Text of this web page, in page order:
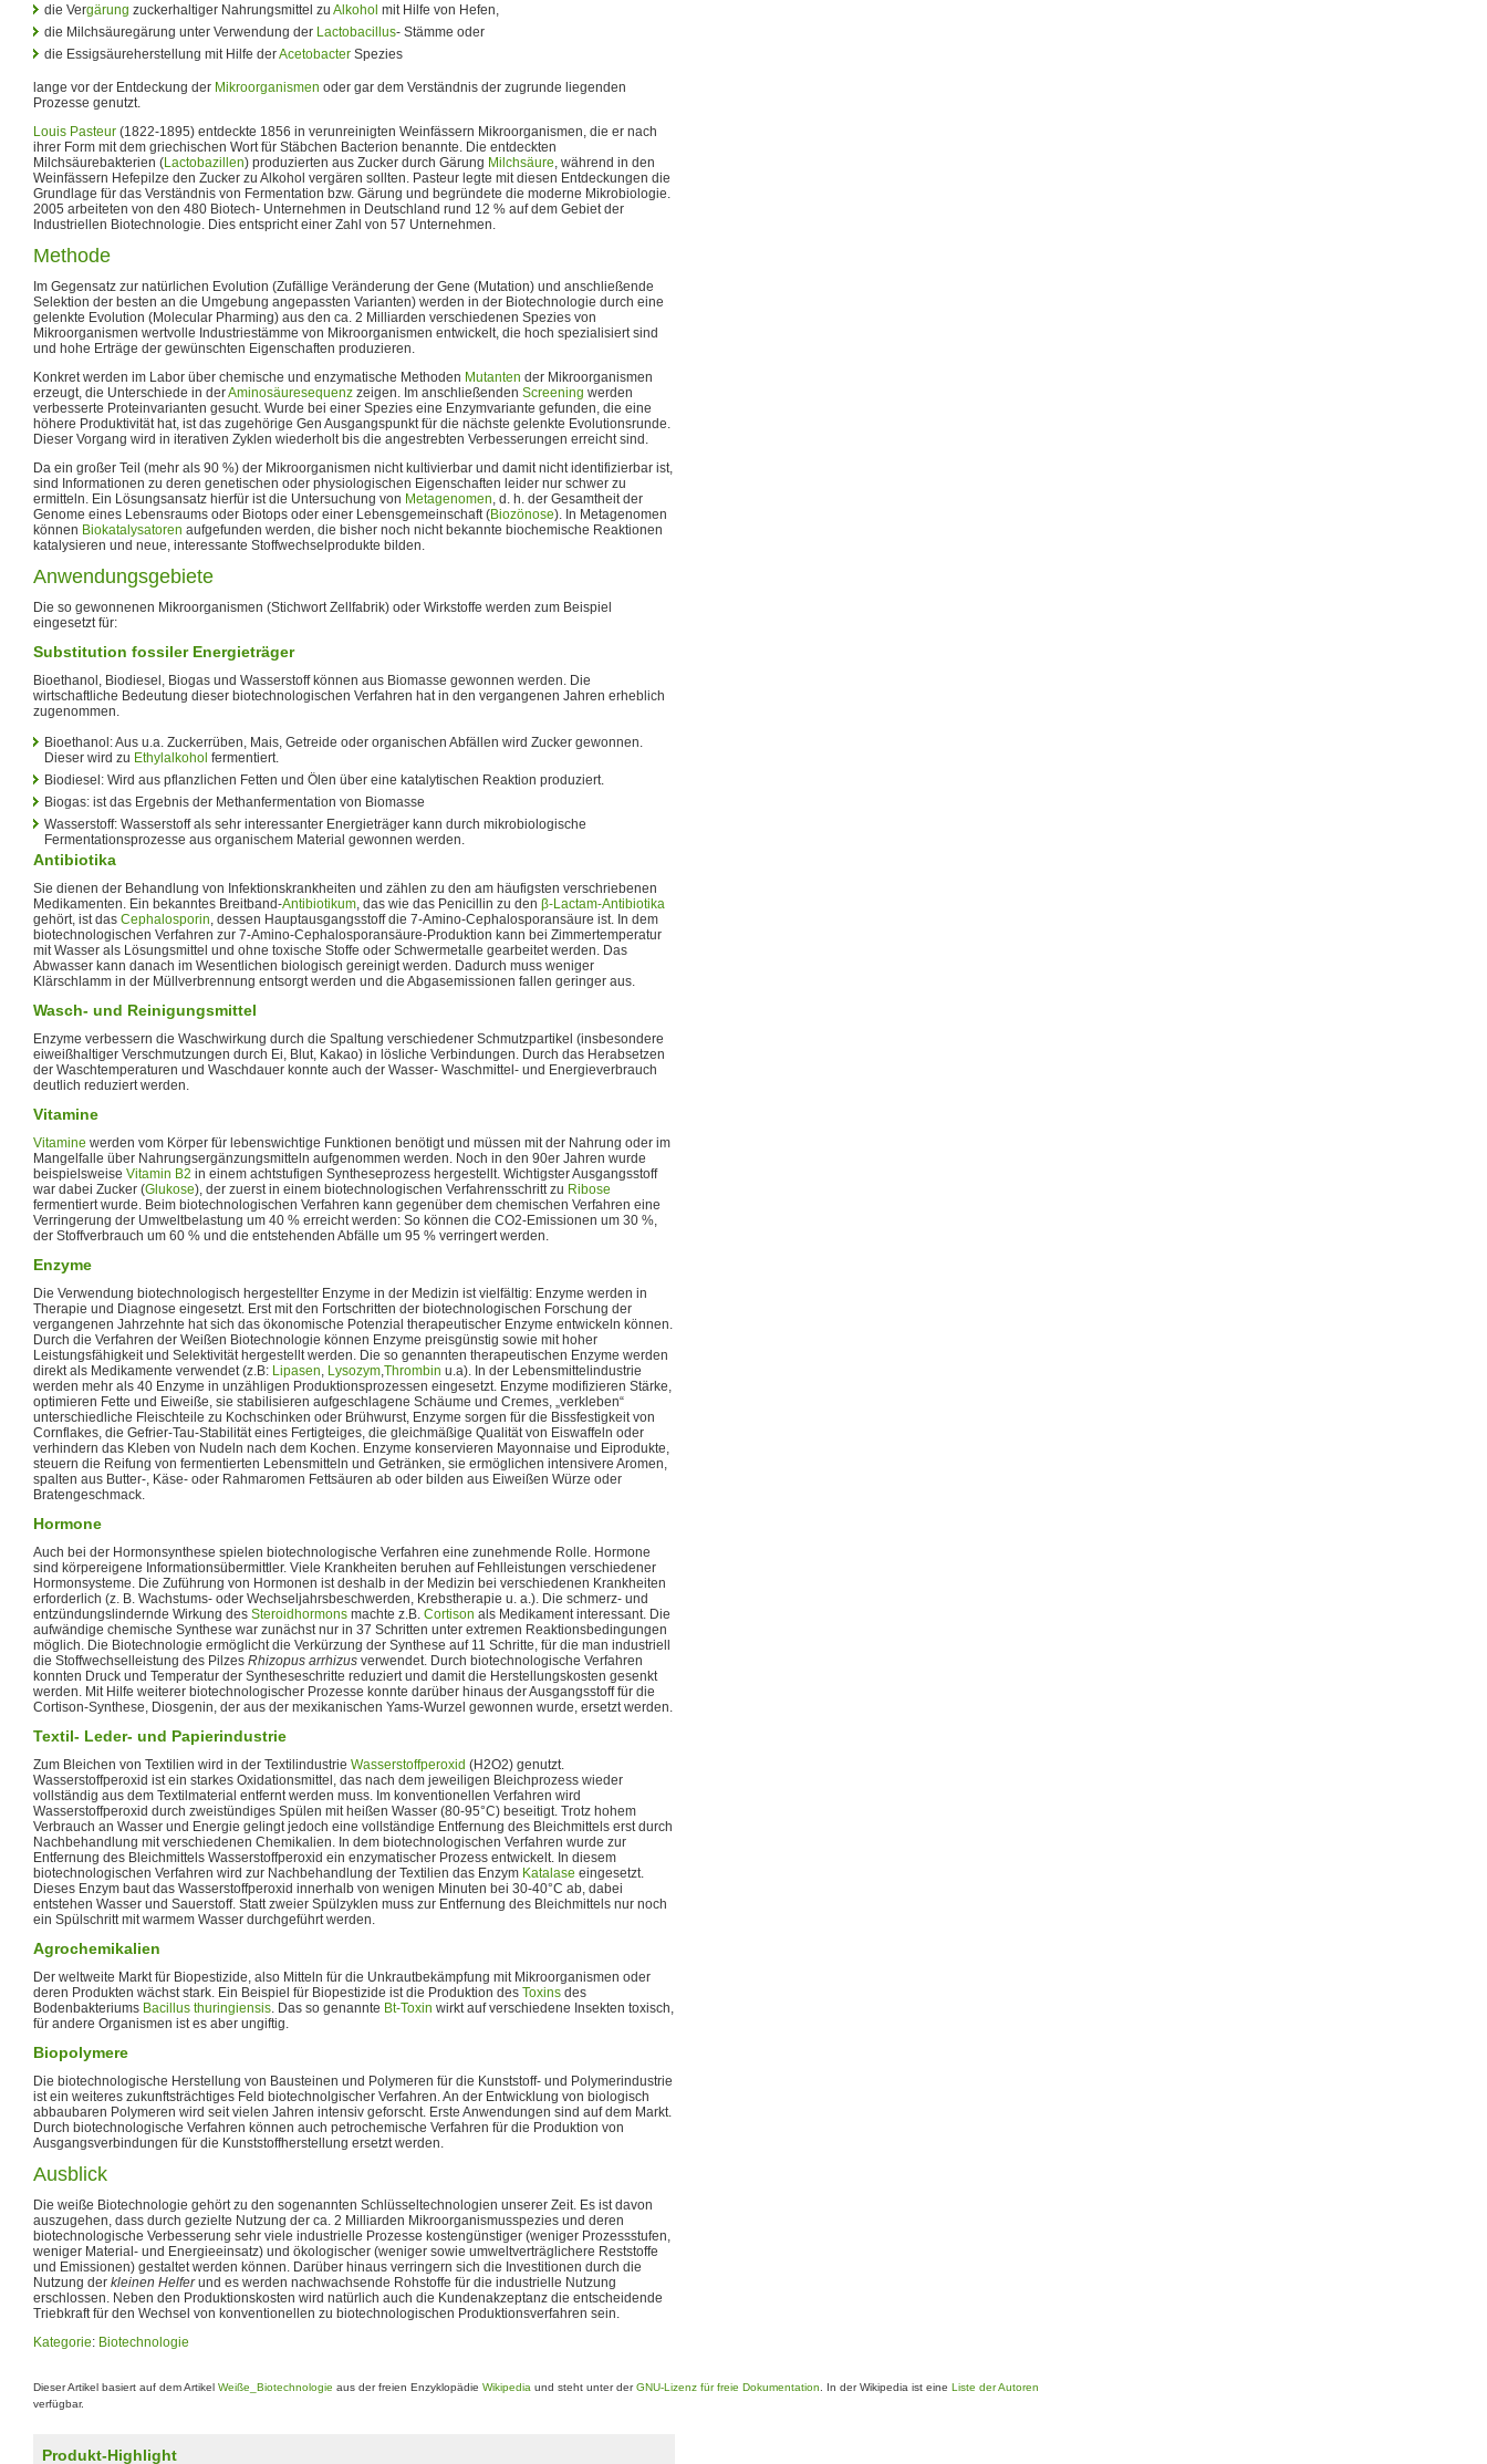
die Vergärung zuckerhaltiger Nahrungsmittel zu Alkohol mit Hilfe von Hefen,
die Milchsäuregärung unter Verwendung der Lactobacillus- Stämme oder
die Essigsäureherstellung mit Hilfe derAcetobacter Spezies
lange vor der Entdeckung der Mikroorganismen oder gar dem Verständnis der zugrunde liegenden
Prozesse genutzt.
Louis Pasteur (1822-1895) entdeckte 1856 in verunreinigten Weinfässern Mikroorganismen, die er nach
ihrer Form mit dem griechischen Wort für Stäbchen Bacterion benannte. Die entdeckten
Milchsäurebakterien (Lactobazillen) produzierten aus Zucker durch Gärung Milchsäure, während in den
Weinfässern Hefepilze den Zucker zu Alkohol vergären sollten. Pasteur legte mit diesen Entdeckungen die
Grundlage für das Verständnis von Fermentation bzw. Gärung und begründete die moderne Mikrobiologie.
2005 arbeiteten von den 480 Biotech- Unternehmen in Deutschland rund 12 % auf dem Gebiet der
Industriellen Biotechnologie. Dies entspricht einer Zahl von 57 Unternehmen.
Methode
Im Gegensatz zur natürlichen Evolution (Zufällige Veränderung der Gene (Mutation) und anschließende
Selektion der besten an die Umgebung angepassten Varianten) werden in der Biotechnologie durch eine
gelenkte Evolution (Molecular Pharming) aus den ca. 2 Milliarden verschiedenen Spezies von
Mikroorganismen wertvolle Industriestämme von Mikroorganismen entwickelt, die hoch spezialisiert sind
und hohe Erträge der gewünschten Eigenschaften produzieren.
Konkret werden im Labor über chemische und enzymatische Methoden Mutanten der Mikroorganismen
erzeugt, die Unterschiede in derAminosäuresequenz zeigen. Im anschließenden Screening werden
verbesserte Proteinvarianten gesucht. Wurde bei einer Spezies eine Enzymvariante gefunden, die eine
höhere Produktivität hat, ist das zugehörige Gen Ausgangspunkt für die nächste gelenkte Evolutionsrunde.
Dieser Vorgang wird in iterativen Zyklen wiederholt bis die angestrebten Verbesserungen erreicht sind.
Da ein großer Teil (mehr als 90 %) der Mikroorganismen nicht kultivierbar und damit nicht identifizierbar ist,
sind Informationen zu deren genetischen oder physiologischen Eigenschaften leider nur schwer zu
ermitteln. Ein Lösungsansatz hierfür ist die Untersuchung von Metagenomen, d. h. der Gesamtheit der
Genome eines Lebensraums oder Biotops oder einer Lebensgemeinschaft (Biozönose). In Metagenomen
können Biokatalysatoren aufgefunden werden, die bisher noch nicht bekannte biochemische Reaktionen
katalysieren und neue, interessante Stoffwechselprodukte bilden.
Anwendungsgebiete
Die so gewonnenen Mikroorganismen (Stichwort Zellfabrik) oder Wirkstoffe werden zum Beispiel
eingesetzt für:
Substitution fossiler Energieträger
Bioethanol, Biodiesel, Biogas und Wasserstoff können aus Biomasse gewonnen werden. Die
wirtschaftliche Bedeutung dieser biotechnologischen Verfahren hat in den vergangenen Jahren erheblich
zugenommen.
Bioethanol: Aus u.a. Zuckerrüben, Mais, Getreide oder organischen Abfällen wird Zucker gewonnen.
Dieser wird zu Ethylalkohol fermentiert.
Biodiesel: Wird aus pflanzlichen Fetten und Ölen über eine katalytischen Reaktion produziert.
Biogas: ist das Ergebnis der Methanfermentation von Biomasse
Wasserstoff: Wasserstoff als sehr interessanter Energieträger kann durch mikrobiologische
Fermentationsprozesse aus organischem Material gewonnen werden.
Antibiotika
Sie dienen der Behandlung von Infektionskrankheiten und zählen zu den am häufigsten verschriebenen
Medikamenten. Ein bekanntes Breitband-Antibiotikum, das wie das Penicillin zu den β-Lactam-Antibiotika
gehört, ist das Cephalosporin, dessen Hauptausgangsstoff die 7-Amino-Cephalosporansäure ist. In dem
biotechnologischen Verfahren zur 7-Amino-Cephalosporansäure-Produktion kann bei Zimmertemperatur
mit Wasser als Lösungsmittel und ohne toxische Stoffe oder Schwermetalle gearbeitet werden. Das
Abwasser kann danach im Wesentlichen biologisch gereinigt werden. Dadurch muss weniger
Klärschlamm in der Müllverbrennung entsorgt werden und die Abgasemissionen fallen geringer aus.
Wasch- und Reinigungsmittel
Enzyme verbessern die Waschwirkung durch die Spaltung verschiedener Schmutzpartikel (insbesondere
eiweißhaltiger Verschmutzungen durch Ei, Blut, Kakao) in lösliche Verbindungen. Durch das Herabsetzen
der Waschtemperaturen und Waschdauer konnte auch der Wasser- Waschmittel- und Energieverbrauch
deutlich reduziert werden.
Vitamine
Vitamine werden vom Körper für lebenswichtige Funktionen benötigt und müssen mit der Nahrung oder im
Mangelfalle über Nahrungsergänzungsmitteln aufgenommen werden. Noch in den 90er Jahren wurde
beispielsweise Vitamin B2 in einem achtstufigen Syntheseprozess hergestellt. Wichtigster Ausgangsstoff
war dabei Zucker (Glukose), der zuerst in einem biotechnologischen Verfahrensschritt zu Ribose
fermentiert wurde. Beim biotechnologischen Verfahren kann gegenüber dem chemischen Verfahren eine
Verringerung der Umweltbelastung um 40 % erreicht werden: So können die CO2-Emissionen um 30 %,
der Stoffverbrauch um 60 % und die entstehenden Abfälle um 95 % verringert werden.
Enzyme
Die Verwendung biotechnologisch hergestellter Enzyme in der Medizin ist vielfältig: Enzyme werden in
Therapie und Diagnose eingesetzt. Erst mit den Fortschritten der biotechnologischen Forschung der
vergangenen Jahrzehnte hat sich das ökonomische Potenzial therapeutischer Enzyme entwickeln können.
Durch die Verfahren der Weißen Biotechnologie können Enzyme preisgünstig sowie mit hoher
Leistungsfähigkeit und Selektivität hergestellt werden. Die so genannten therapeutischen Enzyme werden
direkt als Medikamente verwendet (z.B: Lipasen, Lysozym,Thrombin u.a). In der Lebensmittelindustrie
werden mehr als 40 Enzyme in unzähligen Produktionsprozessen eingesetzt. Enzyme modifizieren Stärke,
optimieren Fette und Eiweiße, sie stabilisieren aufgeschlagene Schäume und Cremes, „verkleben“
unterschiedliche Fleischteile zu Kochschinken oder Brühwurst, Enzyme sorgen für die Bissfestigkeit von
Cornflakes, die Gefrier-Tau-Stabilität eines Fertigteiges, die gleichmäßige Qualität von Eiswaffeln oder
verhindern das Kleben von Nudeln nach dem Kochen. Enzyme konservieren Mayonnaise und Eiprodukte,
steuern die Reifung von fermentierten Lebensmitteln und Getränken, sie ermöglichen intensivere Aromen,
spalten aus Butter-, Käse- oder Rahmaromen Fettsäuren ab oder bilden aus Eiweißen Würze oder
Bratengeschmack.
Hormone
Auch bei der Hormonsynthese spielen biotechnologische Verfahren eine zunehmende Rolle. Hormone
sind körpereigene Informationsübermittler. Viele Krankheiten beruhen auf Fehlleistungen verschiedener
Hormonsysteme. Die Zuführung von Hormonen ist deshalb in der Medizin bei verschiedenen Krankheiten
erforderlich (z. B. Wachstums- oder Wechseljahrsbeschwerden, Krebstherapie u. a.). Die schmerz- und
entzündungslindernde Wirkung des Steroidhormons machte z.B. Cortison als Medikament interessant. Die
aufwändige chemische Synthese war zunächst nur in 37 Schritten unter extremen Reaktionsbedingungen
möglich. Die Biotechnologie ermöglicht die Verkürzung der Synthese auf 11 Schritte, für die man industriell
die Stoffwechselleistung des Pilzes Rhizopus arrhizus verwendet. Durch biotechnologische Verfahren
konnten Druck und Temperatur der Syntheseschritte reduziert und damit die Herstellungskosten gesenkt
werden. Mit Hilfe weiterer biotechnologischer Prozesse konnte darüber hinaus der Ausgangsstoff für die
Cortison-Synthese, Diosgenin, der aus der mexikanischen Yams-Wurzel gewonnen wurde, ersetzt werden.
Textil- Leder- und Papierindustrie
Zum Bleichen von Textilien wird in der Textilindustrie Wasserstoffperoxid (H2O2) genutzt.
Wasserstoffperoxid ist ein starkes Oxidationsmittel, das nach dem jeweiligen Bleichprozess wieder
vollständig aus dem Textilmaterial entfernt werden muss. Im konventionellen Verfahren wird
Wasserstoffperoxid durch zweistündiges Spülen mit heißen Wasser (80-95°C) beseitigt. Trotz hohem
Verbrauch an Wasser und Energie gelingt jedoch eine vollständige Entfernung des Bleichmittels erst durch
Nachbehandlung mit verschiedenen Chemikalien. In dem biotechnologischen Verfahren wurde zur
Entfernung des Bleichmittels Wasserstoffperoxid ein enzymatischer Prozess entwickelt. In diesem
biotechnologischen Verfahren wird zur Nachbehandlung der Textilien das Enzym Katalase eingesetzt.
Dieses Enzym baut das Wasserstoffperoxid innerhalb von wenigen Minuten bei 30-40°C ab, dabei
entstehen Wasser und Sauerstoff. Statt zweier Spülzyklen muss zur Entfernung des Bleichmittels nur noch
ein Spülschritt mit warmem Wasser durchgeführt werden.
Agrochemikalien
Der weltweite Markt für Biopestizide, also Mitteln für die Unkrautbekämpfung mit Mikroorganismen oder
deren Produkten wächst stark. Ein Beispiel für Biopestizide ist die Produktion des Toxins des
Bodenbakteriums Bacillus thuringiensis. Das so genannte Bt-Toxin wirkt auf verschiedene Insekten toxisch,
für andere Organismen ist es aber ungiftig.
Biopolymere
Die biotechnologische Herstellung von Bausteinen und Polymeren für die Kunststoff- und Polymerindustrie
ist ein weiteres zukunftsträchtiges Feld biotechnolgischer Verfahren. An der Entwicklung von biologisch
abbaubaren Polymeren wird seit vielen Jahren intensiv geforscht. Erste Anwendungen sind auf dem Markt.
Durch biotechnologische Verfahren können auch petrochemische Verfahren für die Produktion von
Ausgangsverbindungen für die Kunststoffherstellung ersetzt werden.
Ausblick
Die weiße Biotechnologie gehört zu den sogenannten Schlüsseltechnologien unserer Zeit. Es ist davon
auszugehen, dass durch gezielte Nutzung der ca. 2 Milliarden Mikroorganismusspezies und deren
biotechnologische Verbesserung sehr viele industrielle Prozesse kostengünstiger (weniger Prozessstufen,
weniger Material- und Energieeinsatz) und ökologischer (weniger sowie umweltverträglichere Reststoffe
und Emissionen) gestaltet werden können. Darüber hinaus verringern sich die Investitionen durch die
Nutzung der kleinen Helferund es werden nachwachsende Rohstoffe für die industrielle Nutzung
erschlossen. Neben den Produktionskosten wird natürlich auch die Kundenakzeptanz die entscheidende
Triebkraft für den Wechsel von konventionellen zu biotechnologischen Produktionsverfahren sein.
Kategorie: Biotechnologie
Dieser Artikel basiert auf dem Artikel Weiße_Biotechnologie aus der freien Enzyklopädie Wikipedia und steht unter derGNU-Lizenz für freie Dokumentation . In der Wikipedia ist eine Liste der Autoren
verfügbar.
Produkt-Highlight